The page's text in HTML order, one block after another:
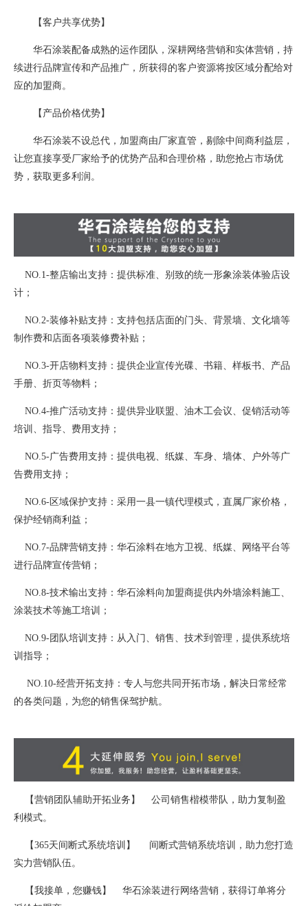
【客户共享优势】
华石涂装配备成熟的运作团队，深耕网络营销和实体营销，持
续进行品牌宣传和产品推广，所获得的客户资源将按区域分配给对
应的加盟商。
【产品价格优势】
华石涂装不设总代，加盟商由厂家直管，剔除中间商利益层，
让您直接享受厂家给予的优势产品和合理价格，助您抢占市场优
势，获取更多利润。
NO.1-整店输出支持：提供标准、别致的统一形象涂装体验店设
计；
NO.2-装修补贴支持：支持包括店面的门头、背景墙、文化墙等
制作费和店面各项装修费补贴；
NO.3-开店物料支持：提供企业宣传光碟、书籍、样板书、产品
手册、折页等物料；
NO.4-推广活动支持：提供异业联盟、油木工会议、促销活动等
培训、指导、费用支持；
NO.5-广告费用支持：提供电视、纸媒、车身、墙体、户外等广
告费用支持；
NO.6-区域保护支持：采用一县一镇代理模式，直属厂家价格，
保护经销商利益；
NO.7-品牌营销支持：华石涂料在地方卫视、纸媒、网络平台等
进行品牌宣传营销；
NO.8-技术输出支持：华石涂料向加盟商提供内外墙涂料施工、
涂装技术等施工培训；
NO.9-团队培训支持：从入门、销售、技术到管理，提供系统培
训指导；
NO.10-经营开拓支持：专人与您共同开拓市场，解决日常经常
的各类问题，为您的销售保驾护航。
【营销团队辅助开拓业务】 公司销售楷模带队，助力复制盈
利模式。
【365天间断式系统培训】 间断式营销系统培训，助力您打造
实力营销队伍。
【我接单，您赚钱】 华石涂装进行网络营销，获得订单将分